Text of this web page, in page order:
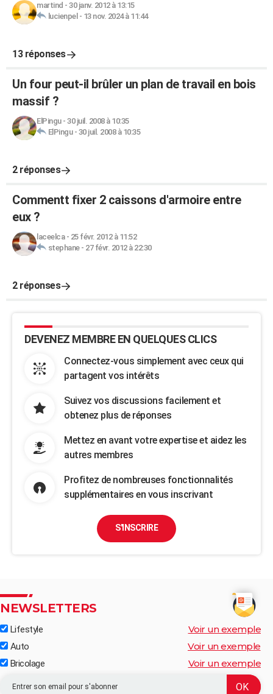
martind - 30 janv. 2012 à 13:15
lucienpel - 13 nov. 2024 à 11:44
13 réponses
Un four peut-il brûler un plan de travail en bois
massif ?
ElPingu- 30 juil. 2008 à 10:35
ElPingu- 30 juil. 2008 à 10:35
2 réponses
Commentt fixer 2 caissons d'armoire entre
eux ?
laceelca- 25 févr. 2012 à 11:52
stephane- 27 févr. 2012 à 22:30
2 réponses
DEVENEZ MEMBRE EN QUELQUES CLICS
Connectez-vous simplement avec ceux qui
partagent vos intérêts
Suivez vos discussions facilement et
obtenez plus de réponses
Mettez en avant votre expertise et aidez les
autres membres
Profitez de nombreuses fonctionnalités
supplémentaires en vous inscrivant
S'INSCRIRE
NEWSLETTERS
Lifestyle Voir un exemple
Auto Voir un exemple
Bricolage Voir un exemple